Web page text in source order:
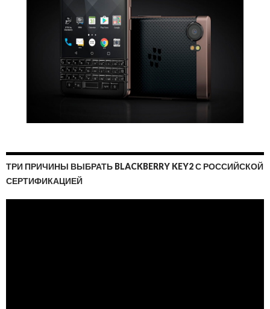
ТРИ ПРИЧИНЫ ВЫБРАТЬ BLACKBERRY KEY2 С РОССИЙСКОЙ
СЕРТИФИКАЦИЕЙ